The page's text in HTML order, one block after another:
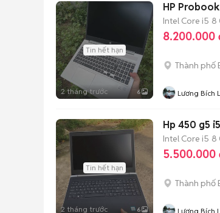
Tin hết hạn
2 tháng trước 6
HP
Intel Core i5 8
8.200.000
Thành phố
Lương Bích
Tin hết hạn
2 tháng trước 6
Hp 450 g5
Intel Core i5 8
5.500.000
Thành phố
Lương Bích